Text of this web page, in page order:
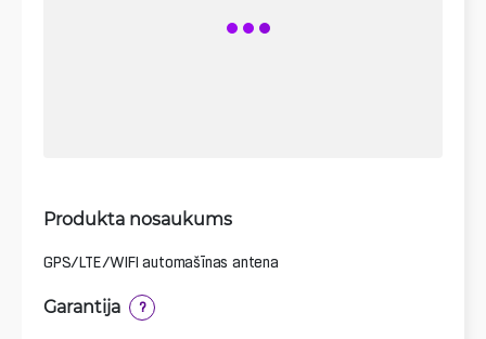
Produkta nosaukums
GPS/LTE/WIFI automašīnas antena
Garantija ?